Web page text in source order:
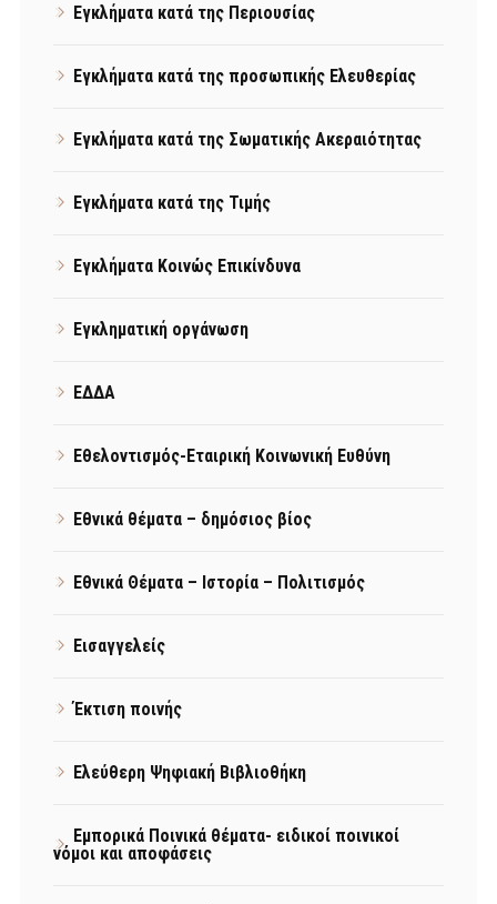
Εγκλήματα κατά της Περιουσίας
Εγκλήματα κατά της προσωπικής Ελευθερίας
Εγκλήματα κατά της Σωματικής Ακεραιότητας
Εγκλήματα κατά της Τιμής
Εγκλήματα Κοινώς Επικίνδυνα
Εγκληματική οργάνωση
ΕΔΔΑ
Εθελοντισμός-Εταιρική Κοινωνική Ευθύνη
Εθνικά θέματα – δημόσιος βίος
Εθνικά Θέματα – Ιστορία – Πολιτισμός
Εισαγγελείς
Έκτιση ποινής
Ελεύθερη Ψηφιακή Βιβλιοθήκη
Εμπορικά Ποινικά θέματα- ειδικοί ποινικοί
νόμοι και αποφάσεις